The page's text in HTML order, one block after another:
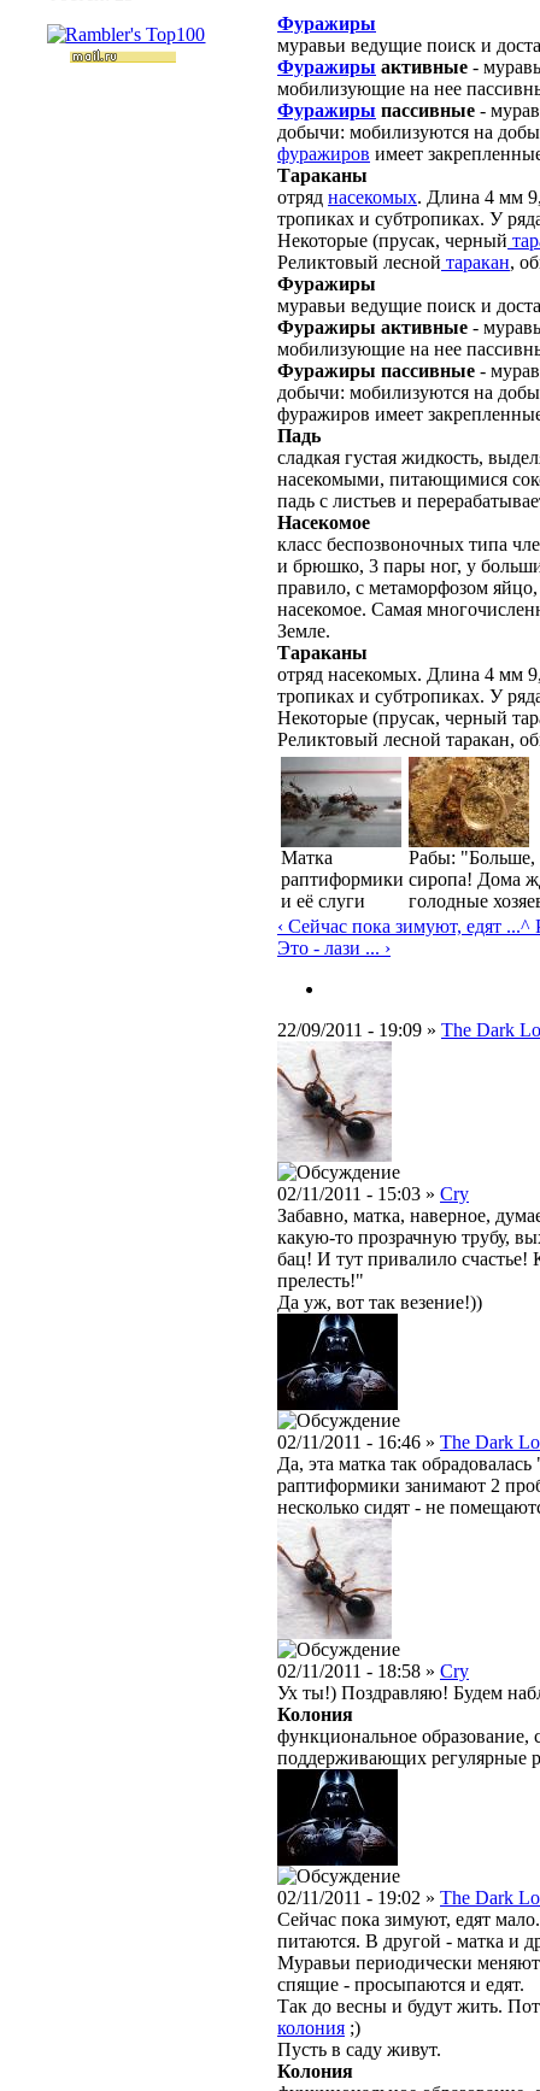
Фуражиры
муравьи ведущие поиск и
Фуражиры активные -
мобилизующие на нее
Фуражиры пассивные -
добычи: мобилизуются на
фуражиров имеет
Тараканы
отряд насекомых. Длина 4 мм
тропиках и субтропиках. У
Некоторые (прусак, черный
Реликтовый лесной таракан,
Фуражиры
муравьи ведущие поиск и
Фуражиры активные -
мобилизующие на нее
Фуражиры пассивные -
добычи: мобилизуются на
фуражиров имеет
Падь
сладкая густая жидкость,
насекомыми, питающимися
падь с листьев и
Насекомое
класс беспозвоночных типа
и брюшко, 3 пары ног, у
правило, с метаморфозом
насекомое. Самая
Земле.
Тараканы
отряд насекомых. Длина 4 мм
тропиках и субтропиках. У
Некоторые (прусак, черный
Реликтовый лесной таракан,
Матка
раптиформики
и её слуги
Рабы: "Больше,
сиропа! Дома
голодные
‹ Сейчас пока зимуют, едят ...^
Это - лази ... ›
22/09/2011 - 19:09 » The Dark
02/11/2011 - 15:03 » Cry
Забавно, матка, наверное,
какую-то прозрачную трубу,
бац! И тут привалило
прелесть!"
Да уж, вот так везение!))
02/11/2011 - 16:46 » The Dark
Да, эта матка так
раптиформики занимают 2
несколько сидят - не
02/11/2011 - 18:58 » Cry
Ух ты!) Поздравляю! Будем
Колония
функциональное образование,
поддерживающих регулярные
02/11/2011 - 19:02 » The Dark
Сейчас пока зимуют, едят
питаются. В другой - матка и
Муравьи периодически
спящие - просыпаются и едят.
Так до весны и будут жить.
колония ;)
Пусть в саду живут.
Колония